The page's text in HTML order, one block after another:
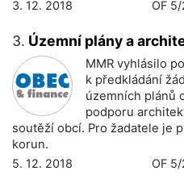
3. 12. 2018 OF
3. Územní plány a
MMR vyhlásilo
k předkládání
územních plánů
podporu
soutěží obcí. Pro žadatele je
korun.
5. 12. 2018 OF